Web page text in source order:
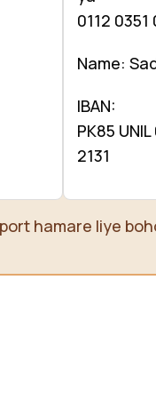
0112 0351
Name:
IBAN:
PK85
2131
hamare liye